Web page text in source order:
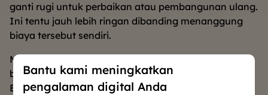
ganti rugi untuk perbaikan atau pembangunan ulang.
Ini tentu jauh lebih ringan dibanding menanggung
biaya tersebut sendiri.
Manfaat lain adalah perlindungan atas barang-
barang berharga yang ada di dalam rumah.
Beberapa polis juga mencakup kerusakan akibat
Bantu kami meningkatkan
pengalaman digital Anda